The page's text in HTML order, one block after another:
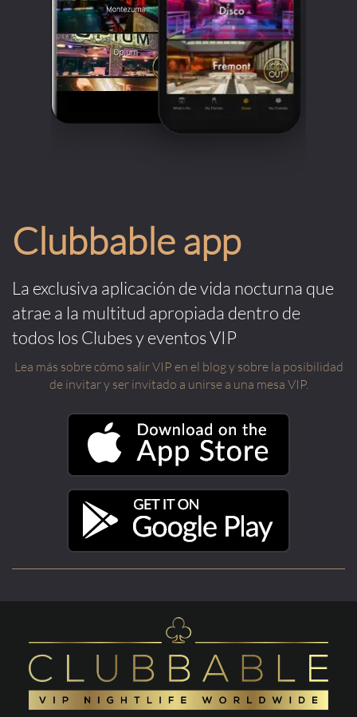
Clubbable app
La exclusiva aplicación de vida nocturna que
atrae a la multitud apropiada dentro de
todos los Clubes y eventos VIP
Lea más sobre cómo salir VIP en el blog y sobre la posibilidad
de invitar y ser invitado a unirse a una mesa VIP.